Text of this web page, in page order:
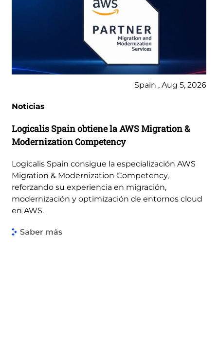
Spain , Aug 5, 2026
Noticias
Logicalis Spain obtiene la AWS Migration &
Modernization Competency
Logicalis Spain consigue la especialización AWS
Migration & Modernization Competency,
reforzando su experiencia en migración,
modernización y optimización de entornos cloud
en AWS.
Saber más